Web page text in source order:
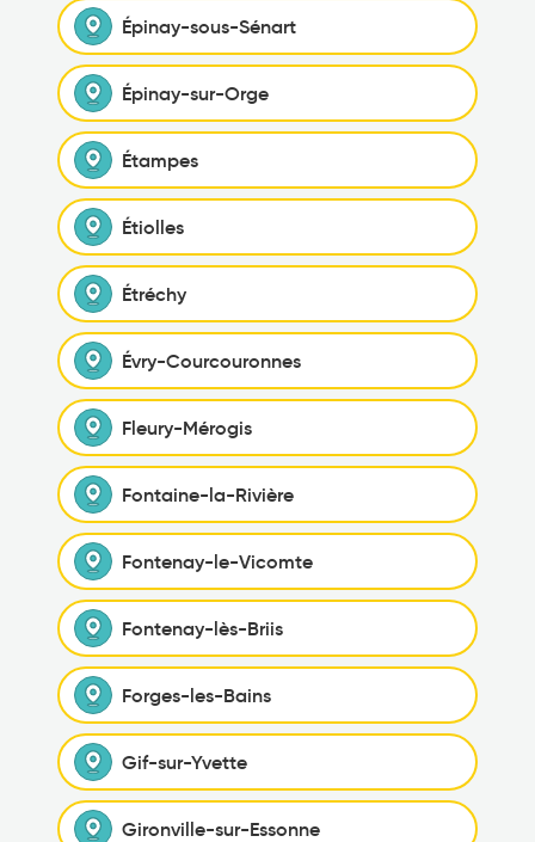
Épinay-sous-Sénart
Épinay-sur-Orge
Étampes
Étiolles
Étréchy
Évry-Courcouronnes
Fleury-Mérogis
Fontaine-la-Rivière
Fontenay-le-Vicomte
Fontenay-lès-Briis
Forges-les-Bains
Gif-sur-Yvette
Gironville-sur-Essonne